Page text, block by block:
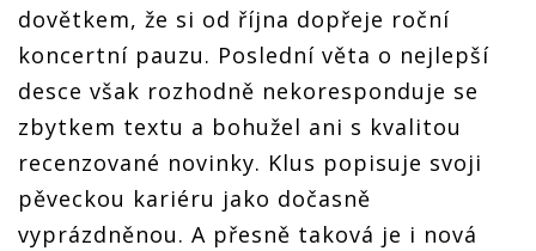
dovětkem, že si od října dopřeje roční
koncertní pauzu. Poslední věta o nejlepší
desce však rozhodně nekoresponduje se
zbytkem textu a bohužel ani s kvalitou
recenzované novinky. Klus popisuje svoji
pěveckou kariéru jako dočasně
vyprázdněnou. A přesně taková je i nová